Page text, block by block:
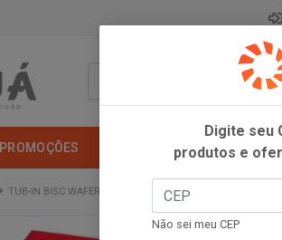
PROMOÇÕES
TUB-IN BISC WAFER RECH TRUFAS 48G MONTEV
Digite seu
produtos e
Não sei meu CEP